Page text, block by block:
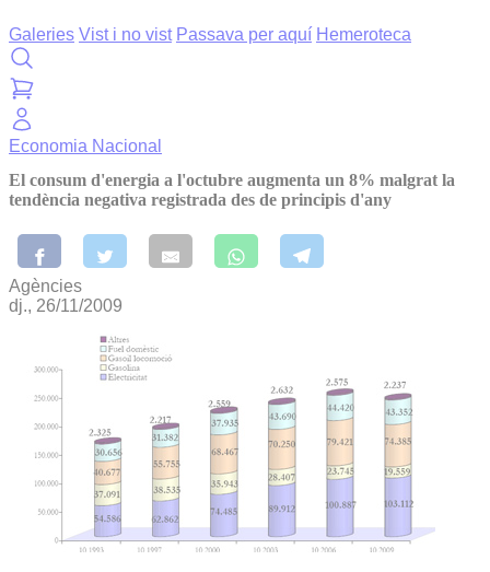
Galeries Vist i no vist Passava per aquí Hemeroteca
Economia Nacional
El consum d'energia a l'octubre augmenta un 8% malgrat la
tendència negativa registrada des de principis d'any
Agències
dj., 26/11/2009